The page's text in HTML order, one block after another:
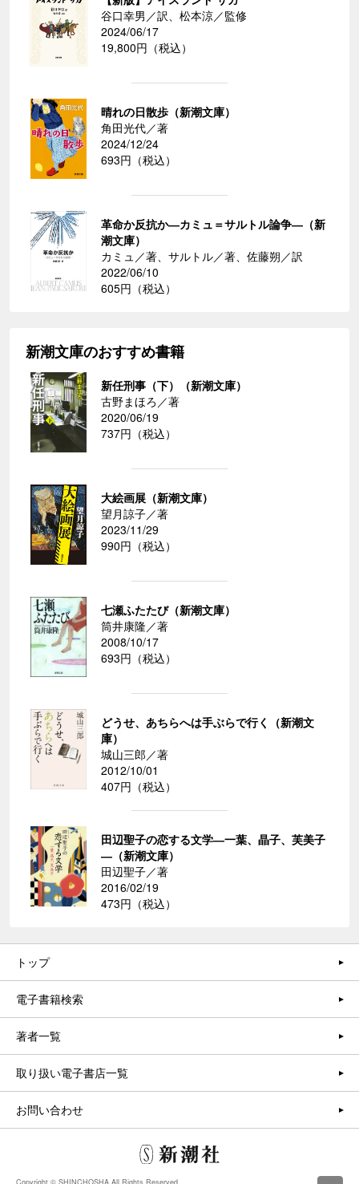
谷口幸男／訳、松本涼／監修
2024/06/17
19,800円（税込）
晴れの日散歩（新潮文庫）
角田光代／著
2024/12/24
693円（税込）
革命か反抗か―カミュ＝サルトル論争―（新
潮文庫）
カミュ／著、サルトル／著、佐藤朔／訳
2022/06/10
605円（税込）
新潮文庫のおすすめ書籍
新任刑事（下）（新潮文庫）
古野まほろ／著
2020/06/19
737円（税込）
大絵画展（新潮文庫）
望月諒子／著
2023/11/29
990円（税込）
七瀬ふたたび（新潮文庫）
筒井康隆／著
2008/10/17
693円（税込）
どうせ、あちらへは手ぶらで行く（新潮文
庫）
城山三郎／著
2012/10/01
407円（税込）
田辺聖子の恋する文学―一葉、晶子、芙美子
―（新潮文庫）
田辺聖子／著
2016/02/19
473円（税込）
トップ
電子書籍検索
著者一覧
取り扱い電子書店一覧
お問い合わせ
Copyright © SHINCHOSHA All Rights Reserved.